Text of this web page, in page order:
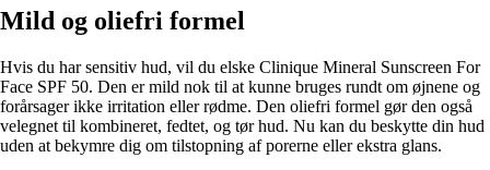
Mild og oliefri formel
Hvis du har sensitiv hud, vil du elske Clinique Mineral Sunscreen For
Face SPF 50. Den er mild nok til at kunne bruges rundt om øjnene og
forårsager ikke irritation eller rødme. Den oliefri formel gør den også
velegnet til kombineret, fedtet, og tør hud. Nu kan du beskytte din hud
uden at bekymre dig om tilstopning af porerne eller ekstra glans.